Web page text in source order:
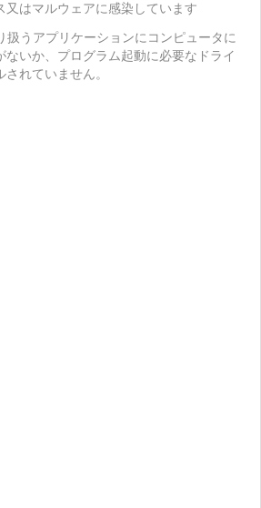
又はマルウェアに感染しています
扱うアプリケーションにコンピュータに
ないか、プログラム起動に必要なドライ
れていません。